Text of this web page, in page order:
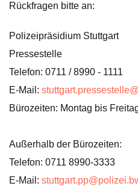
Rückfragen bitte an:
Polizeipräsidium Stuttgart
Pressestelle
Telefon: 0711 / 8990 - 1111
E-Mail:
Bürozeiten: Montag bis
Außerhalb der Bürozeiten:
Telefon: 0711 8990-3333
E-Mail: